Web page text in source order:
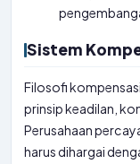
Sistem
Filosofi
prinsip keadilan,
Perusahaan
harus dihargai